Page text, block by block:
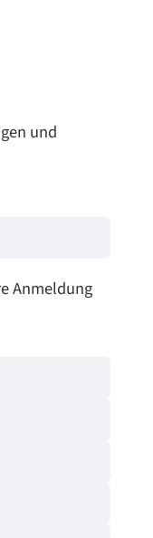
und
Anmeldung